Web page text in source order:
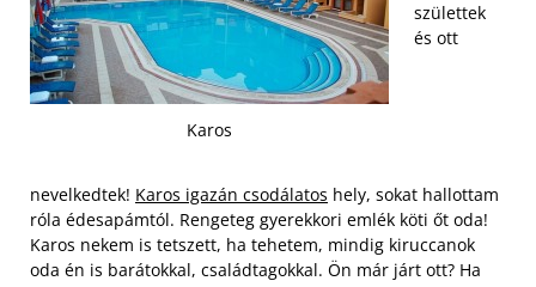
Karos
születtek
és ott
nevelkedtek! Karos igazán csodálatos hely, sokat hallottam
róla édesapámtól. Rengeteg gyerekkori emlék köti őt oda!
Karos nekem is tetszett, ha tehetem, mindig kiruccanok
oda én is barátokkal, családtagokkal. Ön már járt ott? Ha